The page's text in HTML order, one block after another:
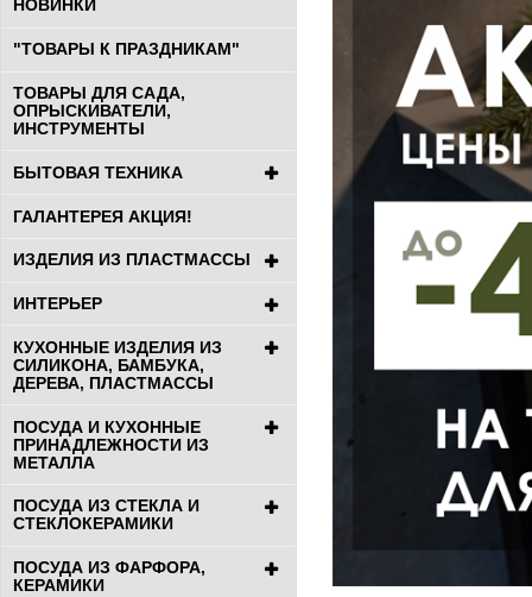
НОВИНКИ
"ТОВАРЫ К ПРАЗДНИКАМ"
ТОВАРЫ ДЛЯ САДА,
ОПРЫСКИВАТЕЛИ,
ИНСТРУМЕНТЫ
БЫТОВАЯ ТЕХНИКА
ГАЛАНТЕРЕЯ АКЦИЯ!
ИЗДЕЛИЯ ИЗ ПЛАСТМАССЫ
ИНТЕРЬЕР
КУХОННЫЕ ИЗДЕЛИЯ ИЗ
СИЛИКОНА, БАМБУКА,
ДЕРЕВА, ПЛАСТМАССЫ
ПОСУДА И КУХОННЫЕ
ПРИНАДЛЕЖНОСТИ ИЗ
МЕТАЛЛА
ПОСУДА ИЗ СТЕКЛА И
СТЕКЛОКЕРАМИКИ
ПОСУДА ИЗ ФАРФОРА,
КЕРАМИКИ